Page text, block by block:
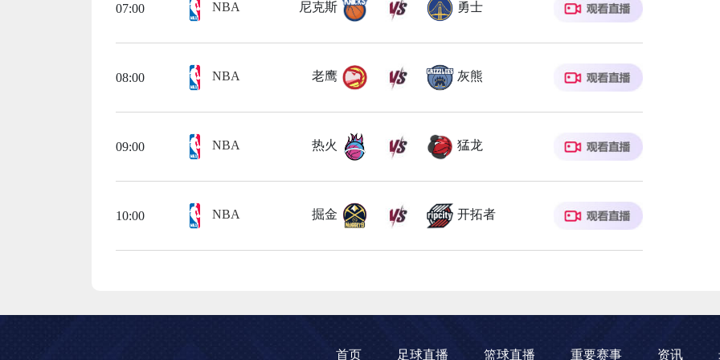
07:00 NBA 尼克斯 勇士
08:00 NBA 老鹰 灰熊
09:00 NBA 热火 猛龙
10:00 NBA 掘金 开拓者
首页 足球直播 篮球直播 重要赛事 资讯